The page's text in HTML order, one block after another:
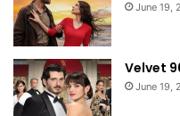
June 19,
Velvet
June 19,